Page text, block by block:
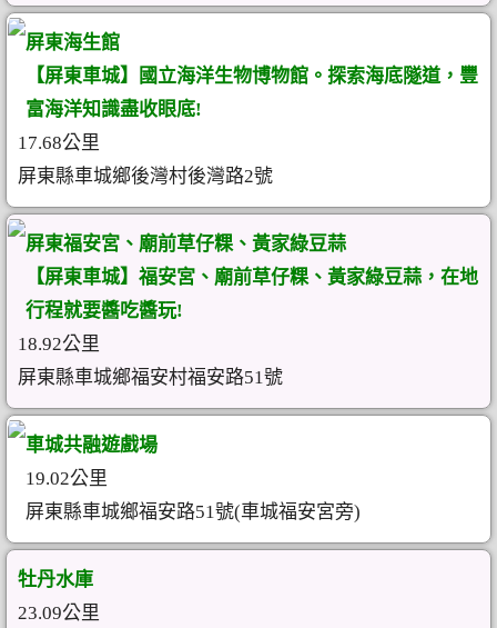
屏東海生館
【屏東車城】國立海洋生物博物館。探索海底隧道，豐
富海洋知識盡收眼底!
17.68公里
屏東縣車城鄉後灣村後灣路2號
屏東福安宮、廟前草仔粿、黃家綠豆蒜
【屏東車城】福安宮、廟前草仔粿、黃家綠豆蒜，在地
行程就要醬吃醬玩!
18.92公里
屏東縣車城鄉福安村福安路51號
車城共融遊戲場
19.02公里
屏東縣車城鄉福安路51號(車城福安宮旁)
牡丹水庫
23.09公里